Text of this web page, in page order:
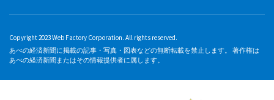
Copyright 2023 Web Factory Corporation. All rights reserved.
あべの経済新聞に掲載の記事・写真・図表などの無断転載を禁止します。 著作権は
あべの経済新聞またはその情報提供者に属します。